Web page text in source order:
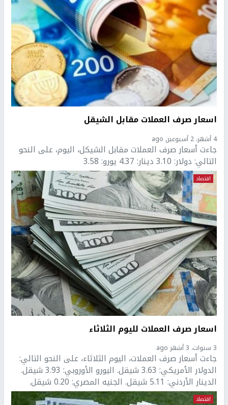
اسعار صرف العملات مقابل الشيقل
4 أشهر، 2 أسبوعين ago
جاءت أسعار صرف العملات مقابل الشيكل، اليوم، على النحو
التالي: دولار: 3.10 دينار: 4.37 يورو: 3.58
اقتصاد
اسعار صرف العملات لليوم الثلاثاء
3 سنوات، 3 أشهر ago
جاءت أسعار صرف العملات، اليوم الثلاثاء، على النحو التالي:
الدولار الأمريكي: 3.63 شيقل. اليورو الأوروبي: 3.93 شيقل.
الدينار الأردني: 5.11 شيقل. الجنيه المصري: 0.20 شيقل.
اقتصاد